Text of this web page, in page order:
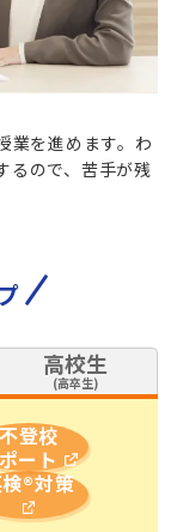
業を進めます。わ
るので、苦手が残
高校生
(高卒生)
登校
ート
®対策